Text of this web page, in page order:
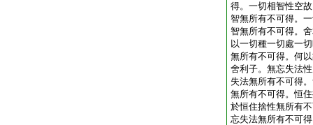
得。一切相智性空
智無所有不可得。
智無所有不可得。
以一切種一切處一
無所有不可得。何
舍利子。無忘失法
失法無所有不可得
無所有不可得。恒
於恒住捨性無所有
忘失法無所有不可